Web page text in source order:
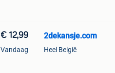
€ 12,99
Vandaag
2dekansje.com
Heel België